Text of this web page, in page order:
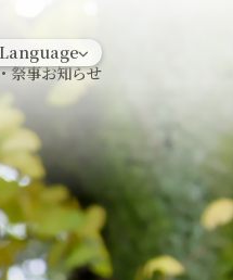
Language
English
祭事お知らせ